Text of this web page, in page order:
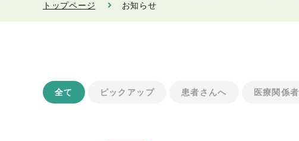
トップページ お知らせ
全て ピックアップ 患者さんへ 医療関係者